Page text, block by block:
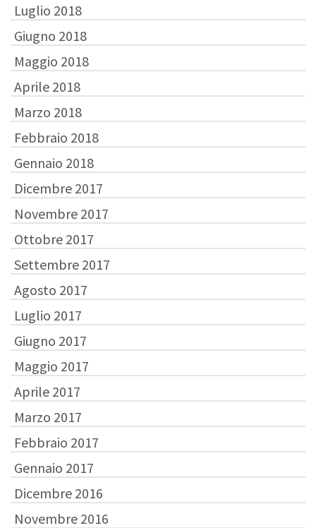
Luglio 2018
Giugno 2018
Maggio 2018
Aprile 2018
Marzo 2018
Febbraio 2018
Gennaio 2018
Dicembre 2017
Novembre 2017
Ottobre 2017
Settembre 2017
Agosto 2017
Luglio 2017
Giugno 2017
Maggio 2017
Aprile 2017
Marzo 2017
Febbraio 2017
Gennaio 2017
Dicembre 2016
Novembre 2016